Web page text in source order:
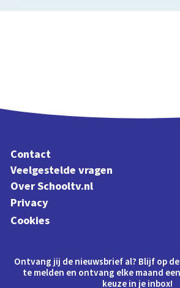
Contact
Veelgestelde vragen
Over Schooltv.nl
Privacy
Cookies
Ontvang jij de nieuwsbrief al? Blijf op
te melden en ontvang elke maand
keuze in je inbox!